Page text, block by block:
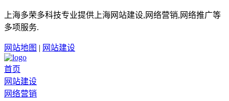
上海多荣多科技专业提供上海网站建设,网络营销,网络推广等
多项服务.
网站地图 | 网站建设
首页
网站建设
网络营销